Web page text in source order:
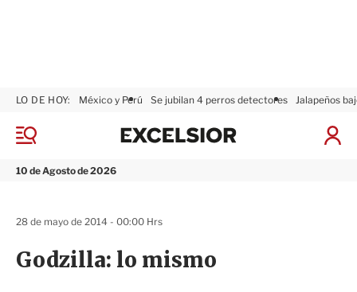
M
n
10 de Agosto de 2026
LO DE HOY: México y Perú Se jubilan 4 perros detectores Jalapeños
I
x
Godzilla: lo mismo
28 de mayo de 2014 - 00:00 Hrs